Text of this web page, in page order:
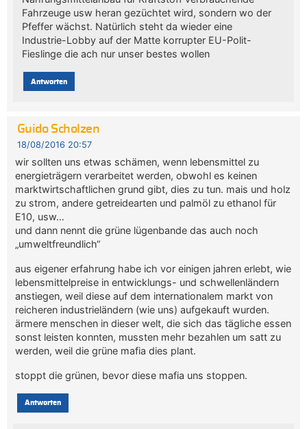
Fahrzeuge usw heran gezüchtet wird, sondern wo der
Pfeffer wächst. Natürlich steht da wieder eine
Industrie-Lobby auf der Matte korrupter EU-Polit-
Fieslinge die ach nur unser bestes wollen
Antworten
Guido Scholzen
18/08/2016 20:57
wir sollten uns etwas schämen, wenn lebensmittel zu
energieträgern verarbeitet werden, obwohl es keinen
marktwirtschaftlichen grund gibt, dies zu tun. mais und holz
zu strom, andere getreidearten und palmöl zu ethanol für
E10, usw…
und dann nennt die grüne lügenbande das auch noch
„umweltfreundlich“
aus eigener erfahrung habe ich vor einigen jahren erlebt, wie
lebensmittelpreise in entwicklungs- und schwellenländern
anstiegen, weil diese auf dem internationalem markt von
reicheren industrieländern (wie uns) aufgekauft wurden.
ärmere menschen in dieser welt, die sich das tägliche essen
sonst leisten konnten, mussten mehr bezahlen um satt zu
werden, weil die grüne mafia dies plant.
stoppt die grünen, bevor diese mafia uns stoppen.
Antworten